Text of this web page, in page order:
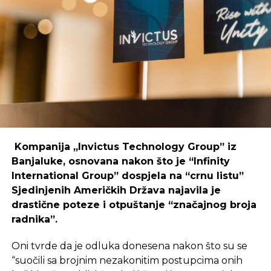
Primjer mostarskog CodeHuba pokazuje da
coworking prostori mogu uspješno djelovati i u
regijama koje nisu urbani centri, ali zahtijeva
podršku i ulaganja koja će omogućiti dugoročnu
održivost ovakvih inicijativa.
Ulaganje u coworking prostor u Čapljini moglo bi
postati ključan korak prema stvaranju napredne
poslovne klime, privlačenju novih profesionalaca te
nove projekte i lokalnu ekonomiju.
Kompanija „Invictus Technology Group” iz
Banjaluke, osnovana nakon što je “Infinity
International Group” dospjela na “crnu listu”
Sjedinjenih Američkih Država najavila je
drastične poteze i otpuštanje “značajnog broja
radnika”.
Oni tvrde da je odluka donesena nakon što su se
“suočili sa brojnim nezakonitim postupcima onih